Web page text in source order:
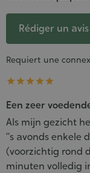
Rédiger un avis
Requiert une
    
Een zeer
Als mijn gezicht
“s avonds enkele
(voorzichtig rond
minuten volledig